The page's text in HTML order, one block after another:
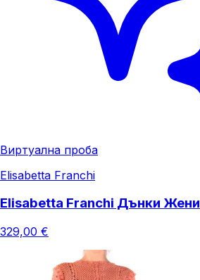
Виртуална проба
Elisabetta Franchi
Elisabetta Franchi Дънки Жени
329,00 €